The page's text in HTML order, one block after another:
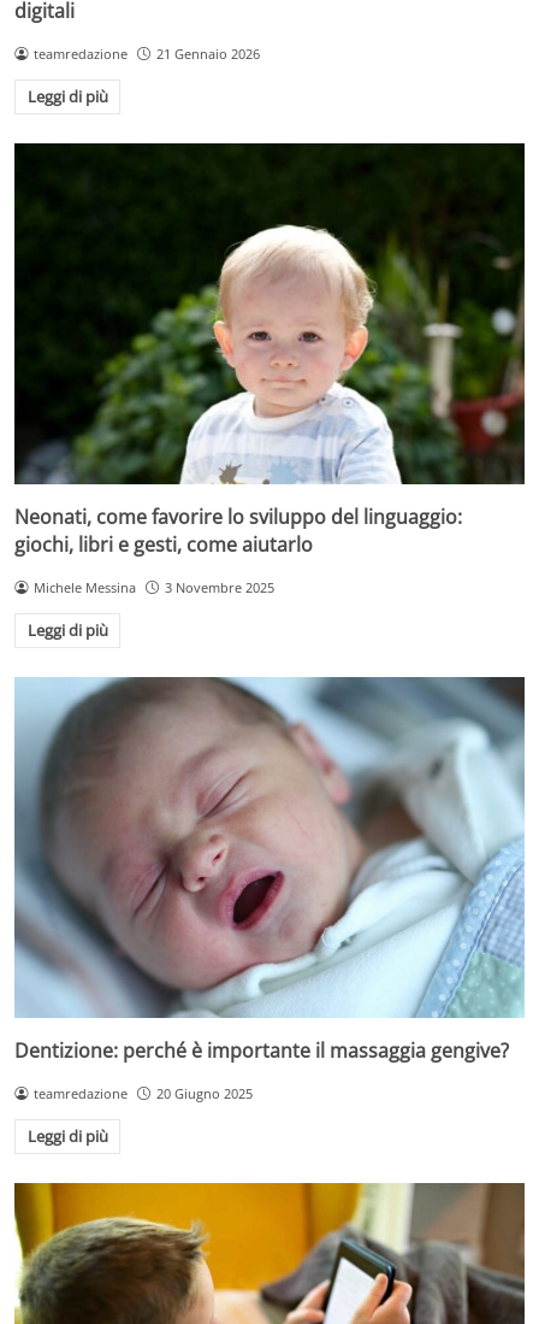
digitali
teamredazione 21 Gennaio 2026
Leggi di più
Neonati, come favorire lo sviluppo del linguaggio:
giochi, libri e gesti, come aiutarlo
Michele Messina 3 Novembre 2025
Leggi di più
Dentizione: perché è importante il massaggia gengive?
teamredazione 20 Giugno 2025
Leggi di più